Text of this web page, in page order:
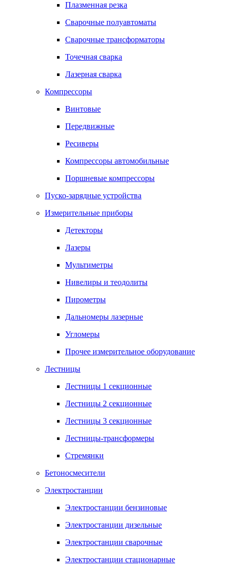
Плазменная резка
Сварочные полуавтоматы
Сварочные трансформаторы
Точечная сварка
Лазерная сварка
Компрессоры
Винтовые
Передвижные
Ресиверы
Компрессоры автомобильные
Поршневые компрессоры
Пуско-зарядные устройства
Измерительные приборы
Детекторы
Лазеры
Мультиметры
Нивелиры и теодолиты
Пирометры
Дальномеры лазерные
Угломеры
Прочее измерительное оборудование
Лестницы
Лестницы 1 секционные
Лестницы 2 секционные
Лестницы 3 секционные
Лестницы-трансформеры
Стремянки
Бетоносмесители
Электростанции
Электростанции бензиновые
Электростанции дизельные
Электростанции сварочные
Электростанции стационарные